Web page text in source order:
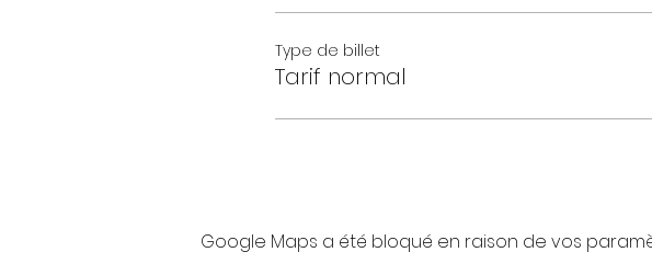
Type de billet
Tarif normal
Google Maps a été bloqué en raison de vos